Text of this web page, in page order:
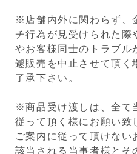
※店舗内外に関わらず、
チ行為が見受けられた際
やお客様同士のトラブル
遽販売を中止させて頂く
了承下さい。
※商品受け渡しは、全て
従って頂く様にお願い致
ご案内に従って頂けない
該当される当事者様とそ